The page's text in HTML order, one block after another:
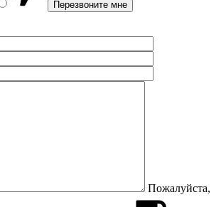
Пожалуйста,